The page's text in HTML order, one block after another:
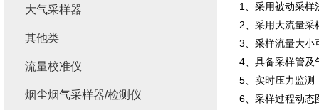
1、采用被动采样
2、采用大流量采
3、采样流量大小
4、具备采样管及
5、实时压力监测
6、采样过程动态
大气采样器
其他类
流量校准仪
烟尘烟气采样器/检测仪